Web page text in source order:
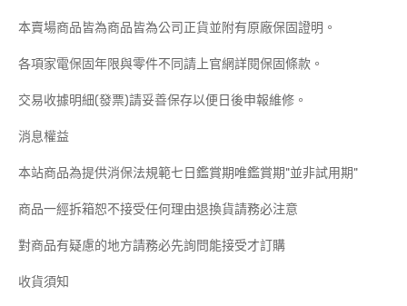
本賣場商品皆為商品皆為公司正貨並附有原廠保固證明。
各項家電保固年限與零件不同請上官網詳閱保固條款。
交易收據明細(發票)請妥善保存以便日後申報維修。
消息權益
本站商品為提供消保法規範七日鑑賞期唯鑑賞期"並非試用期"
商品一經拆箱恕不接受任何理由退換貨請務必注意
對商品有疑慮的地方請務必先詢問能接受才訂購
收貨須知